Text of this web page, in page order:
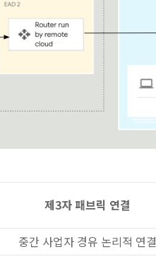
제3자 패브릭 연결
중간 사업자 경유 논리적 연결